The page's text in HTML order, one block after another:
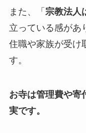
また、「 宗教法人
立っている感があ
住職や家族が受け
す。
お寺は管理費や寄
実です。